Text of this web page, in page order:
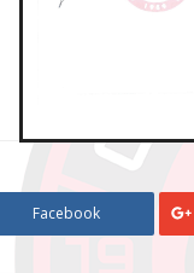
Facebook